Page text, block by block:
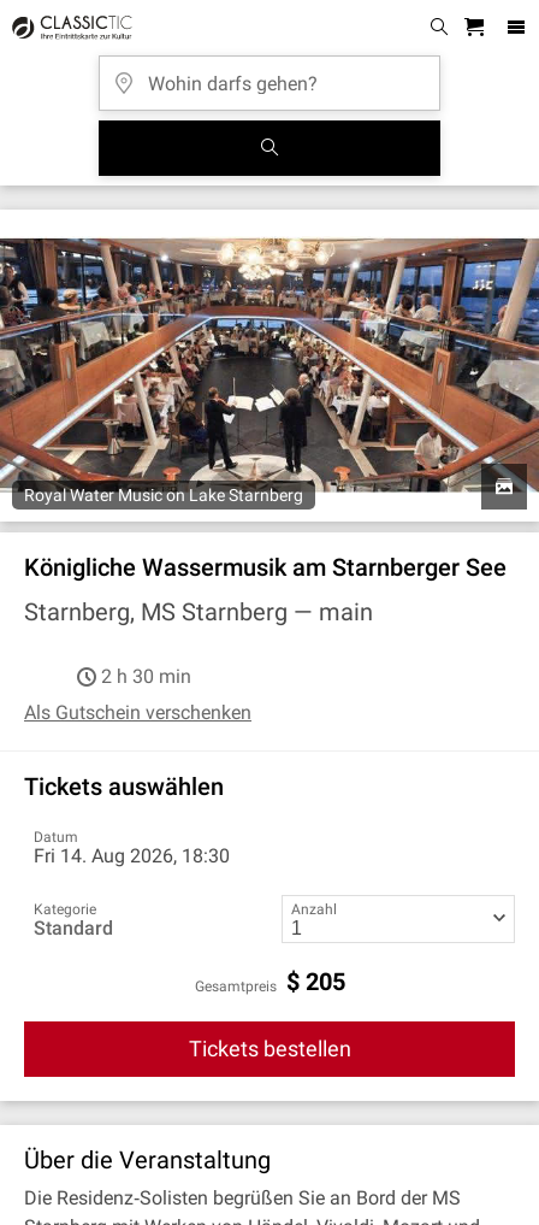
Royal Water Music on Lake Starnberg
Königliche Wassermusik am Starnberger See
Starnberg, MS Starnberg — main
2 h 30 min
Als Gutschein verschenken
Tickets auswählen
Datum
Fri 14. Aug 2026, 18:30
Kategorie
Standard
Anzahl
Gesamtpreis $ 205
Tickets bestellen
Über die Veranstaltung
Die Residenz‐Solisten begrüßen Sie an Bord der MS